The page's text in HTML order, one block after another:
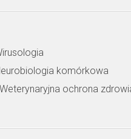
komórkowa
ochrona